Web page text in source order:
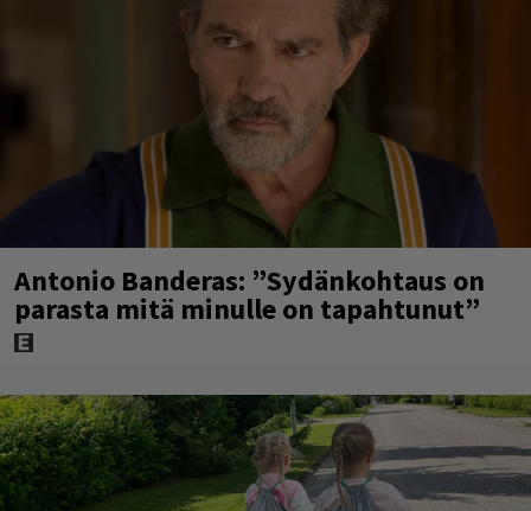
Antonio Banderas: ”Sydänkohtaus on
parasta mitä minulle on tapahtunut”